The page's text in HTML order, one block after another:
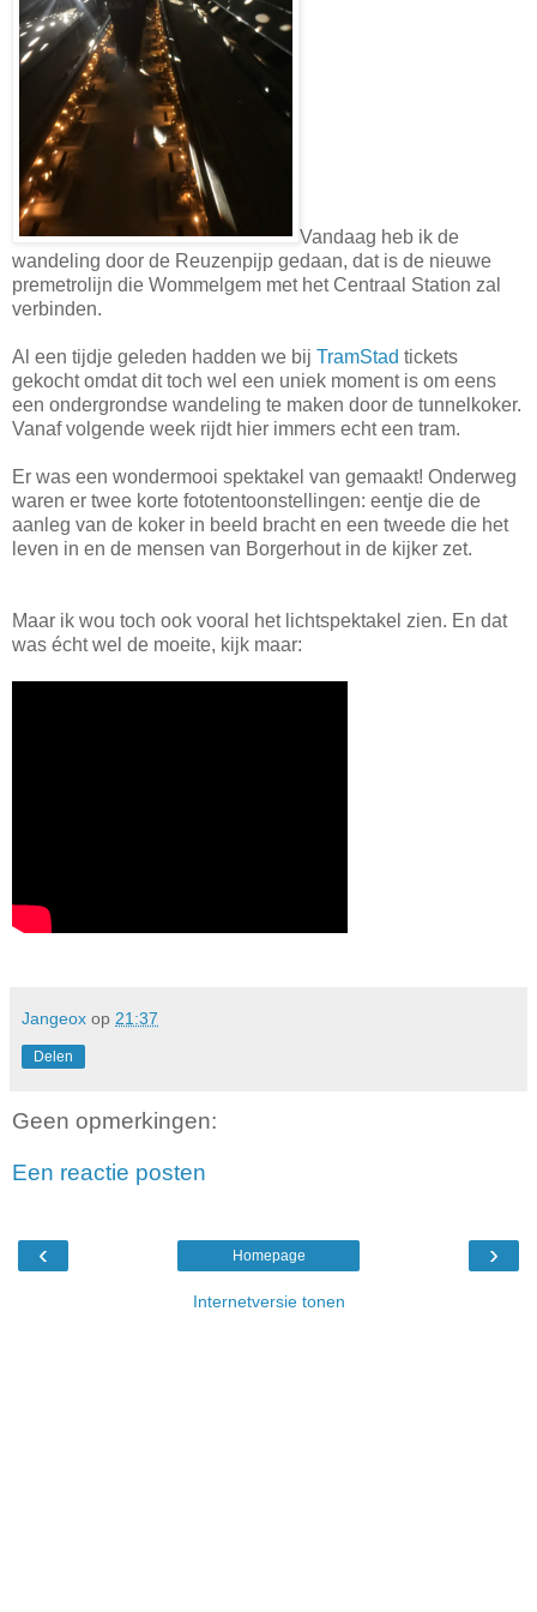
Vandaag heb ik de
wandeling door de Reuzenpijp gedaan, dat is de nieuwe
premetrolijn die Wommelgem met het Centraal Station zal
verbinden.
Al een tijdje geleden hadden we bij TramStad tickets
gekocht omdat dit toch wel een uniek moment is om eens
een ondergrondse wandeling te maken door de tunnelkoker.
Vanaf volgende week rijdt hier immers echt een tram.
Er was een wondermooi spektakel van gemaakt! Onderweg
waren er twee korte fototentoonstellingen: eentje die de
aanleg van de koker in beeld bracht en een tweede die het
leven in en de mensen van Borgerhout in de kijker zet.
Maar ik wou toch ook vooral het lichtspektakel zien. En dat
was écht wel de moeite, kijk maar:
Jangeox op 21:37
Delen
Geen opmerkingen:
Een reactie posten
‹ ›
Homepage
Internetversie tonen